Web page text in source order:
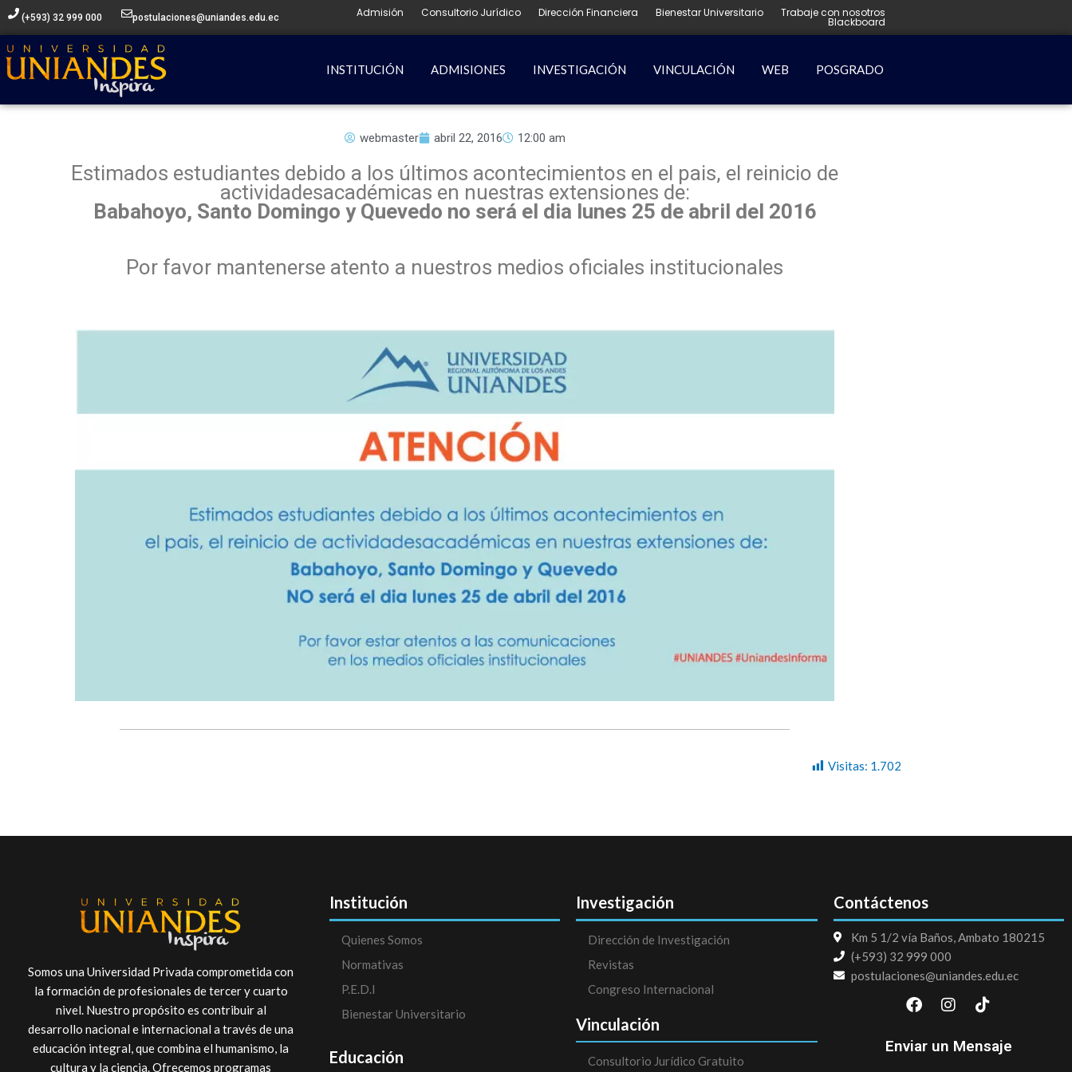
contenido
(+593) 32 999 000 postulaciones@uniandes.edu.ec Admisión Consultorio Jurídico Dirección Financiera Bienestar Universitario Trabaje con nosotros
Blackboard
INSTITUCIÓN ADMISIONES INVESTIGACIÓN VINCULACIÓN WEB POSGRADO
webmaster abril 22, 2016 12:00 am
Estimados estudiantes debido a los últimos acontecimientos en el pais, el reinicio de
actividadesacadémicas en nuestras extensiones de:
Babahoyo, Santo Domingo y Quevedo no será el dia lunes 25 de abril del 2016
Por favor mantenerse atento a nuestros medios oficiales institucionales
Visitas: 1.702
Somos una Universidad Privada comprometida con
la formación de profesionales de tercer y cuarto
nivel. Nuestro propósito es contribuir al
desarrollo nacional e internacional a través de una
educación integral, que combina el humanismo, la
cultura y la ciencia. Ofrecemos programas
Institución
Quienes Somos
Normativas
P.E.D.I
Bienestar Universitario
Educación
Investigación
Dirección de Investigación
Revistas
Congreso Internacional
Vinculación
Consultorio Jurídico Gratuito
Contáctenos
Km 5 1/2 vía Baños, Ambato 180215
(+593) 32 999 000
postulaciones@uniandes.edu.ec
F
a
e
I
n
t
T
i
t
Enviar un Mensaje